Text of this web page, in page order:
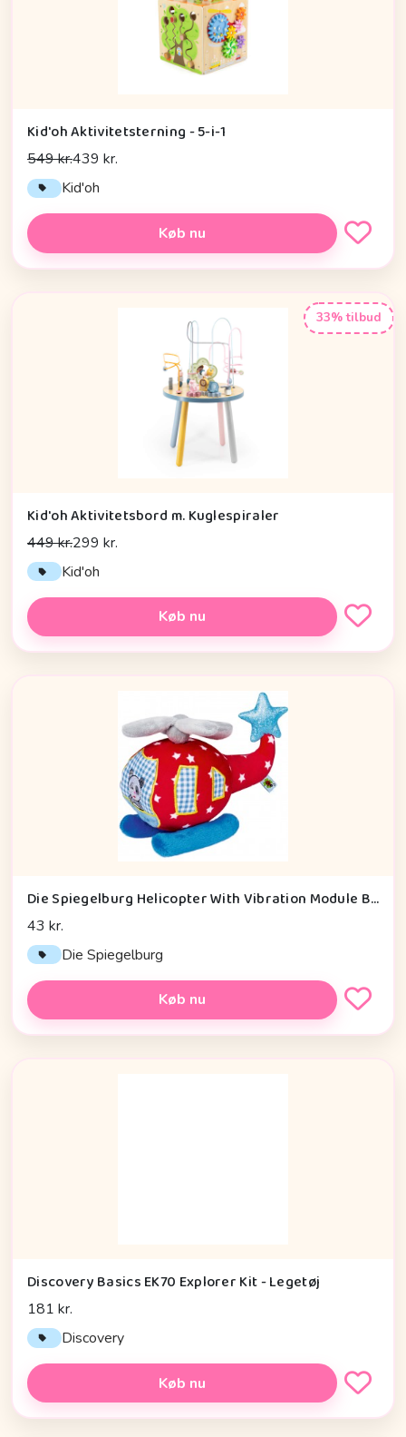
Kid'oh Aktivitetsterning - 5-i-1
549 kr.439 kr.
Kid'oh
Køb nu
33% tilbud
Kid'oh Aktivitetsbord m. Kuglespiraler
449 kr.299 kr.
Kid'oh
Køb nu
Die Spiegelburg Helicopter With Vibration Module Baby Charms - Legetøj
43 kr.
Die Spiegelburg
Køb nu
Discovery Basics EK70 Explorer Kit - Legetøj
181 kr.
Discovery
Køb nu